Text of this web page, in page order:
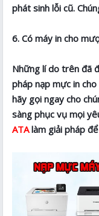
phát sinh lỗi cũ.
6. Có máy in cho
Những lí do trên đã
pháp nạp mực in
hãy gọi ngay cho
sàng phục vụ mọi
ATAlàm giải pháp để